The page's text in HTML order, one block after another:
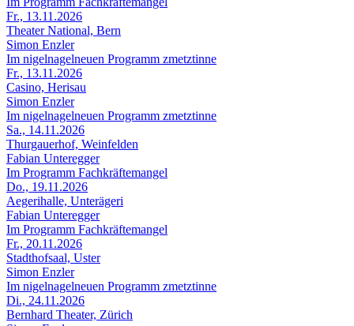
Fr., 13.11.2026
Theater National, Bern
Simon Enzler
Im nigelnagelneuen Programm zmetztinne
Fr., 13.11.2026
Casino, Herisau
Simon Enzler
Im nigelnagelneuen Programm zmetztinne
Sa., 14.11.2026
Thurgauerhof, Weinfelden
Fabian Unteregger
Im Programm Fachkräftemangel
Do., 19.11.2026
Aegerihalle, Unterägeri
Fabian Unteregger
Im Programm Fachkräftemangel
Fr., 20.11.2026
Stadthofsaal, Uster
Simon Enzler
Im nigelnagelneuen Programm zmetztinne
Di., 24.11.2026
Bernhard Theater, Zürich